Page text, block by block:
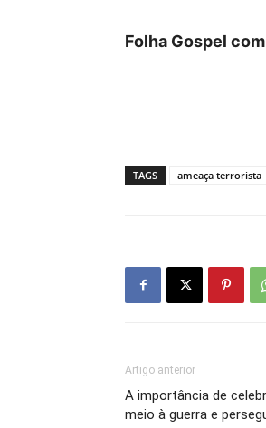
Folha Gospel
TAGS ameaça terrorista
Artigo anterior
A importância de
meio à guerra e